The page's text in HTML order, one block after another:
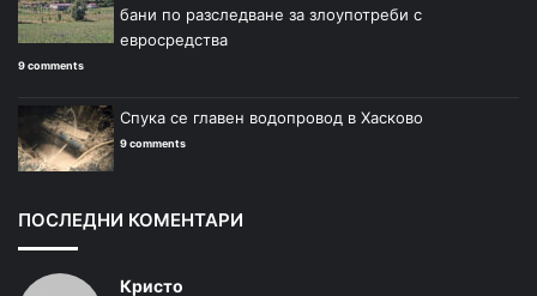
бани по разследване за злоупотреби с
евросредства
9 comments
Спука се главен водопровод в Хасково
9 comments
ПОСЛЕДНИ КОМЕНТАРИ
Кристо